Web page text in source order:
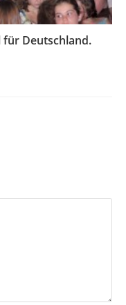
für Deutschland.